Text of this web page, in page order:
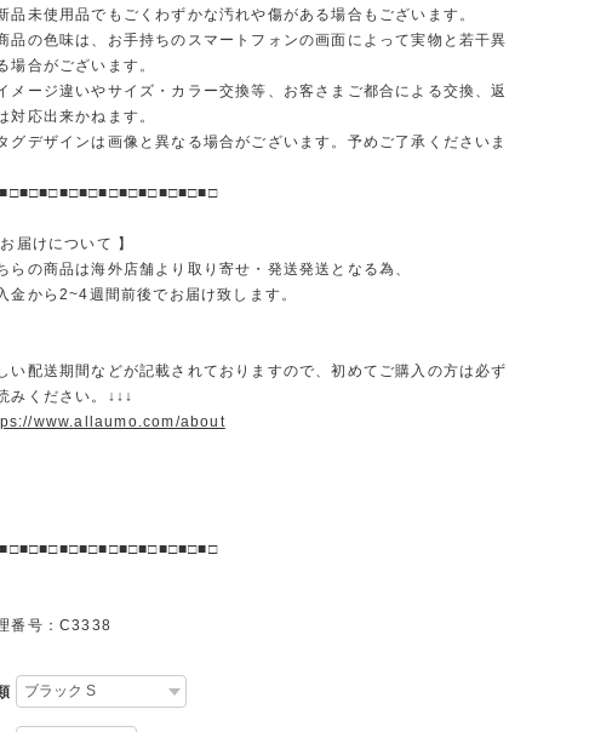
品未使用品でもごくわずかな汚れや傷がある場合もございます。
品の色味は、お手持ちのスマートフォンの画面によって実物と若干異
場合がございます。
メージ違いやサイズ・カラー交換等、お客さまご都合による交換、返
対応出来かねます。
グデザインは画像と異なる場合がございます。予めご了承くださいま
お届けについて 】
らの商品は海外店舗より取り寄せ・発送発送となる為、
金から2~4週間前後でお届け致します。
い配送期間などが記載されておりますので、初めてご購入の方は必ず
みください。↓↓↓
www.allaumo.com/about
番号：C3338